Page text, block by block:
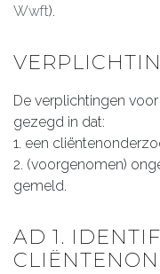
Wwft).
De verplichtingen
gezegd in dat:
1. een
2. (voorgenomen)
gemeld.
AD 1.